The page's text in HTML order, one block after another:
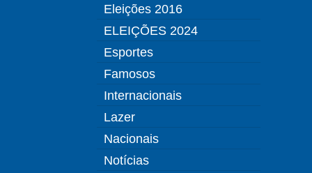
Eleições 2016
ELEIÇÕES 2024
Esportes
Famosos
Internacionais
Lazer
Nacionais
Notícias